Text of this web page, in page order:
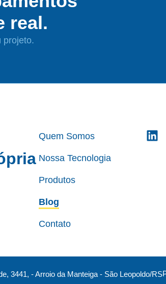
real.
projeto.
Quem Somos
Nossa Tecnologia
Produtos
Blog
Contato
3441, - Arroio da Manteiga - São Leopoldo/RS